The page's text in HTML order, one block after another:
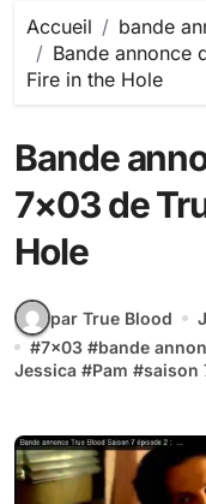
Accueil
bande
Bande annonce
Fire in the Hole
Bande
7×03 de
Hole
par True Blood
#7x03 #bande
Jessica #Pam #saison